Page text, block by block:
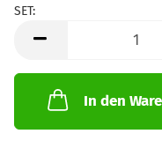
SET:
In den